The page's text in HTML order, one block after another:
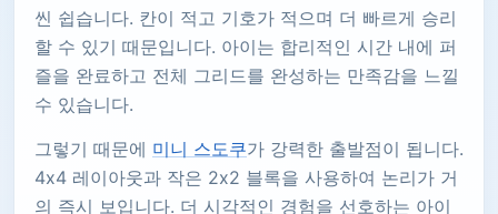
씬 쉽습니다. 칸이 적고 기호가 적으며 더 빠르게 승리
할 수 있기 때문입니다. 아이는 합리적인 시간 내에 퍼
즐을 완료하고 전체 그리드를 완성하는 만족감을 느낄
수 있습니다.
그렇기 때문에 미니 스도쿠가 강력한 출발점이 됩니다.
4x4 레이아웃과 작은 2x2 블록을 사용하여 논리가 거
의 즉시 보입니다. 더 시각적인 경험을 선호하는 아이